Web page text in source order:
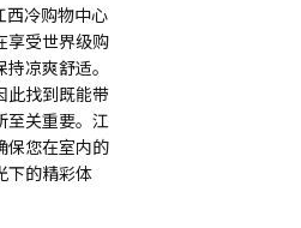
西冷购物中心
享受世界级购
凉爽舒适。
此找到既能带
至关重要。江
保您在室内的
下的精彩体